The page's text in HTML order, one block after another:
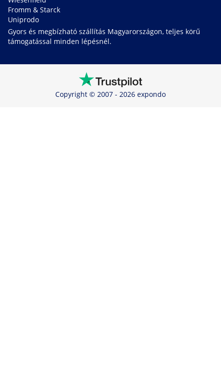
Fromm & Starck
Uniprodo
Gyors és megbízható szállítás Magyarországon, teljes körű
támogatással minden lépésnél.
Copyright © 2007 - 2026 expondo